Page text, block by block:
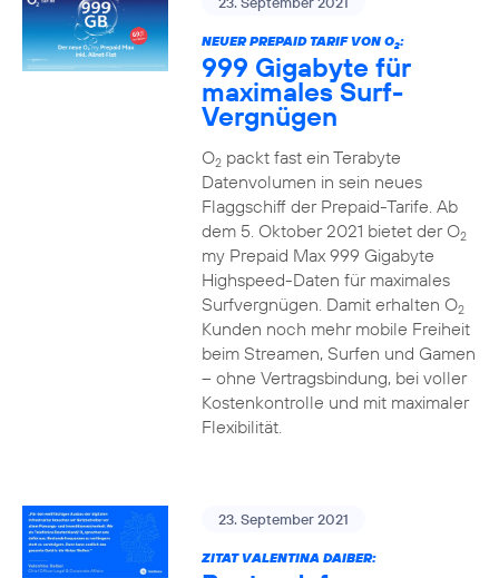
NEUER PREPAID TARIF VON O2:
999 Gigabyte für
maximales Surf-
Vergnügen
O2packt fast ein Terabyte
Datenvolumen in sein neues
Flaggschiff der Prepaid-Tarife. Ab
dem 5. Oktober 2021 bietet der O2
my Prepaid Max 999 Gigabyte
Highspeed-Daten für maximales
Surfvergnügen. Damit erhalten O2
Kunden noch mehr mobile Freiheit
beim Streamen, Surfen und Gamen
– ohne Vertragsbindung, bei voller
Kostenkontrolle und mit maximaler
Flexibilität.
23. September 2021
ZITAT VALENTINA DAIBER: